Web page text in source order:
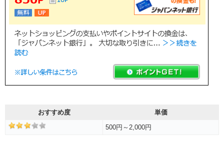
おすすめ度
単価
500円～2,000円